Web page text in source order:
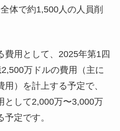
体で約1,500人の人員削
費用として、2025年第1四
万ドルの費用（主に
）を計上する予定で、
として2,000万〜3,000万
予定です。